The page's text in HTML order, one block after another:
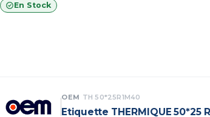
En Stock
OEM TH 50*25R1M40
Etiquette THERMIQUE 50*25